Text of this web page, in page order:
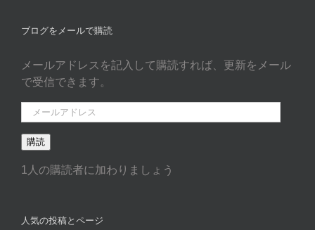
ブログをメールで購読
メールアドレスを記入して購読すれば、更新をメール
で受信できます。
ー
ル
ド
購読
1人の購読者に加わりましょう
人気の投稿とページ